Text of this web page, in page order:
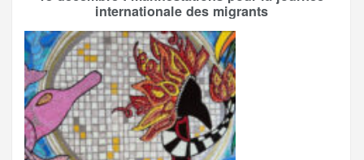
internationale des migrants